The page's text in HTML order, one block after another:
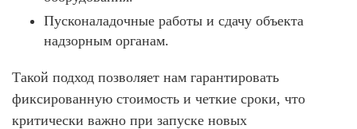
Пусконаладочные работы и сдачу объекта
надзорным органам.
Такой подход позволяет нам гарантировать
фиксированную стоимость и четкие сроки, что
критически важно при запуске новых